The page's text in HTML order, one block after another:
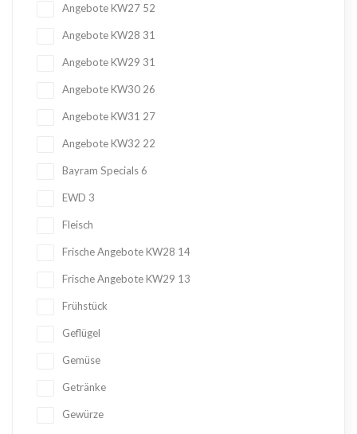
Angebote KW27 52
Angebote KW28 31
Angebote KW29 31
Angebote KW30 26
Angebote KW31 27
Angebote KW32 22
Bayram Specials 6
EWD 3
Fleisch
Frische Angebote KW28 14
Frische Angebote KW29 13
Frühstück
Geflügel
Gemüse
Getränke
Gewürze